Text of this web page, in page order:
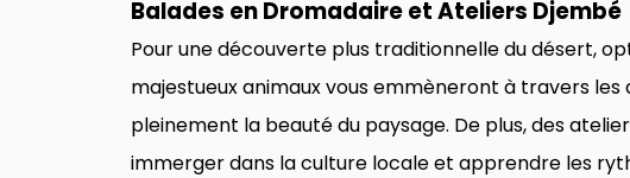
Balades en Dromadaire et Ateliers Djembé
Pour une découverte plus traditionnelle du désert,
majestueux animaux vous emmèneront à travers
pleinement la beauté du paysage. De plus, des
immerger dans la culture locale et apprendre les